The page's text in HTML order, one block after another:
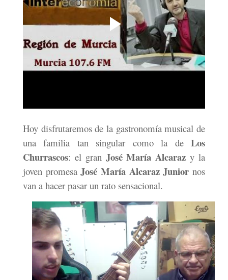
Hoy disfrutaremos de la gastronomía musical de
una familia tan singular como la deLos
Churrascos: el gran José María Alcaraz y la
joven promesaJosé María Alcaraz Junior nos
van a hacer pasar un rato sensacional.